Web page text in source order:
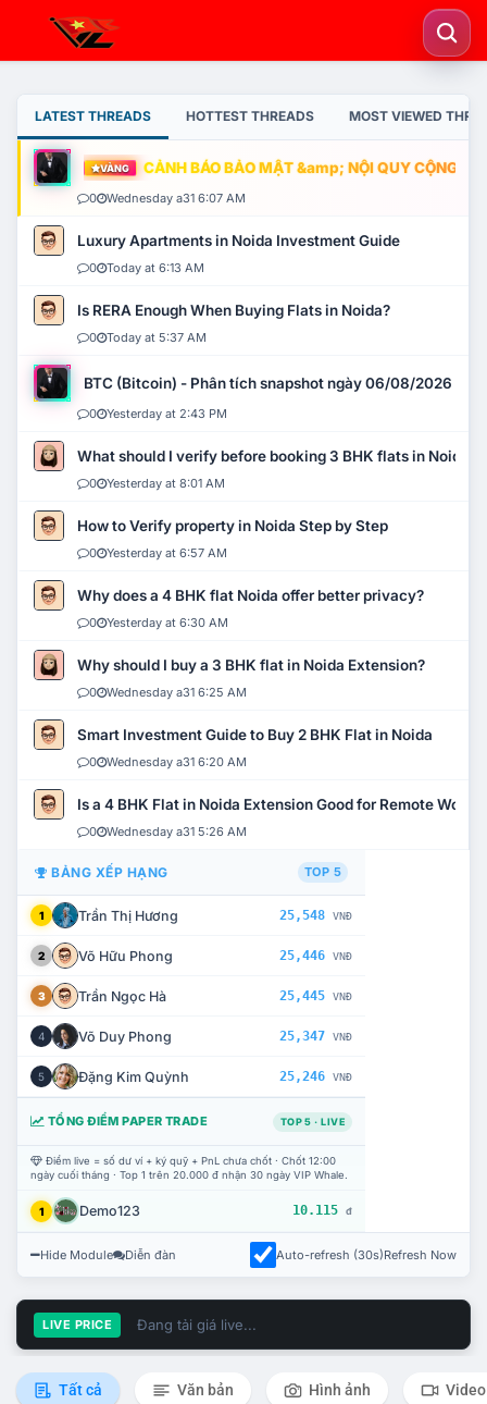
LATEST THREADS HOTTEST THREADS MOST VIEWED
VÀNG CẢNH BÁO BẢO MẬT &amp; NỘI QUY CỘNG
0 Wednesday a31 6:07 AM
Luxury Apartments in Noida Investment Guide
0 Today at 6:13 AM
Is RERA Enough When Buying Flats in Noida?
0 Today at 5:37 AM
BTC (Bitcoin) - Phân tích snapshot ngày 06/08/2026
0 Yesterday at 2:43 PM
What should I verify before booking 3 BHK flats in Noida?
0 Yesterday at 8:01 AM
How to Verify property in Noida Step by Step
0 Yesterday at 6:57 AM
Why does a 4 BHK flat Noida offer better privacy?
0 Yesterday at 6:30 AM
Why should I buy a 3 BHK flat in Noida Extension?
0 Wednesday a31 6:25 AM
Smart Investment Guide to Buy 2 BHK Flat in Noida
0 Wednesday a31 6:20 AM
Is a 4 BHK Flat in Noida Extension Good for Remote Work?
0 Wednesday a31 5:26 AM
BẢNG XẾP HẠNG TOP 5
1 Trần Thị Hương 25,548 VNĐ
2 Võ Hữu Phong 25,446 VNĐ
3 Trần Ngọc Hà 25,445 VNĐ
4 Võ Duy Phong 25,347 VNĐ
5 Đặng Kim Quỳnh 25,246 VNĐ
TỔNG ĐIỂM PAPER TRADE TOP 5 · LIVE
Điểm live = số dư ví + ký quỹ + PnL chưa chốt · Chốt 12:00
ngày cuối tháng · Top 1 trên 20.000 đ nhận 30 ngày VIP Whale.
1 Demo123 10.115 đ
Hide Module Diễn đàn Auto-refresh (30s)Refresh Now
LIVE PRICE Đang tải giá live...
Tất cả Văn bản Hình ảnh Video